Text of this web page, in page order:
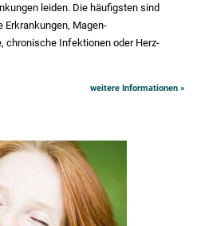
leiden. Die häufigsten sind
Erkrankungen, Magen-
chronische Infektionen oder Herz-
weitere Informationen »